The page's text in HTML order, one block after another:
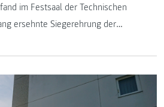
im Festsaal der Technischen
ersehnte Siegerehrung der